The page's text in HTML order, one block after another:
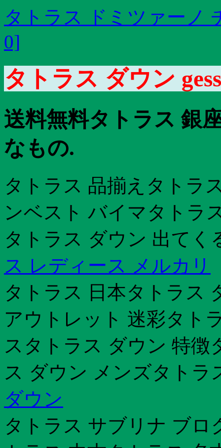
タトラス ドミツァーノ
0]
タトラス ダウン
送料無料タトラス 銀
なもの.
タトラス 品揃えタトラ
ンベスト バイマタトラ
タトラス ダウン 出て
ス レディース メルカリ
タトラス 日本タトラス
アウトレット 迷彩タト
スタトラス ダウン 特徴
ス ダウン メンズタトラ
ダウン
タトラス サブリナ ブ